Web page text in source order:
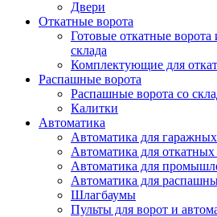
Двери
Откатные ворота
Готовые откатные
склада
Комплектующие для
Распашные ворота
Распашные ворота со
Калитки
Автоматика
Автоматика для
Автоматика для откатных
Автоматика для
Автоматика для
Шлагбаумы
Пульты для ворот и